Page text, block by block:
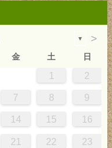
▼ >
金 土 日
1 2
7 8 9
14 15 16
21 22 23